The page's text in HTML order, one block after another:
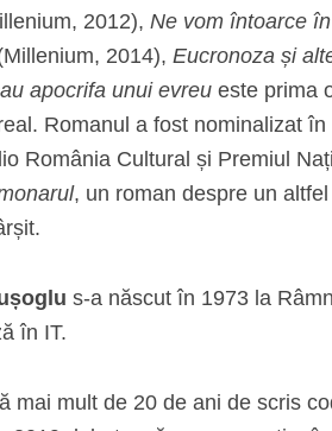
2012), Ne vom întoarce
2014), Eucronoza și
apocrifa unui evreu este prima
Romanul a fost nominalizat
România Cultural și Premiul
, un roman despre un
s-a născut în 1973 la
în IT.
mai mult de 20 de ani de scris